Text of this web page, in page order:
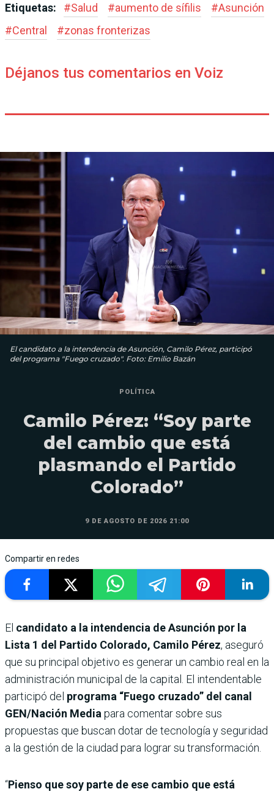
Etiquetas: #Salud #aumento de sífilis #Asunción
#Central #zonas fronterizas
Déjanos tus comentarios en Voiz
El candidato a la intendencia de Asunción, Camilo Pérez, participó
del programa "Fuego cruzado". Foto: Emilio Bazán
POLÍTICA
Camilo Pérez: “Soy parte
del cambio que está
plasmando el Partido
Colorado”
9 DE AGOSTO DE 2026 21:00
Compartir en redes
El candidato a la intendencia de Asunción por la
Lista 1 del Partido Colorado, Camilo Pérez, aseguró
que su principal objetivo es generar un cambio real en la
administración municipal de la capital. El intendentable
participó del programa “Fuego cruzado” del canal
GEN/Nación Media para comentar sobre sus
propuestas que buscan dotar de tecnología y seguridad
a la gestión de la ciudad para lograr su transformación.
“Pienso que soy parte de ese cambio que está